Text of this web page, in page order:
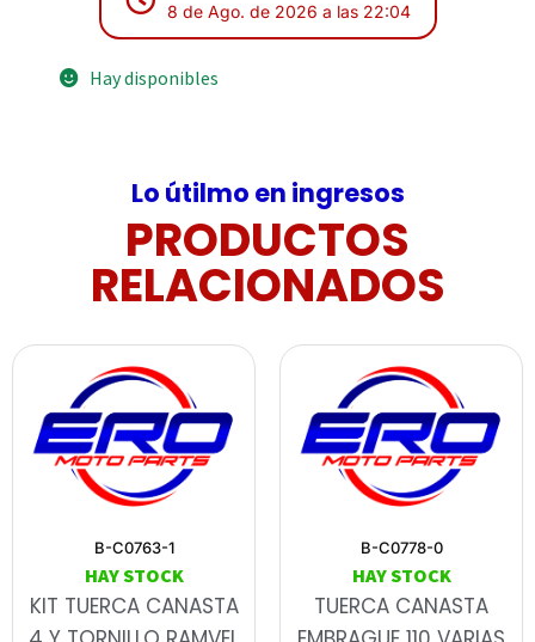
8 de Ago. de 2026 a las 22:04
Hay disponibles
Lo útilmo en ingresos
PRODUCTOS
RELACIONADOS
B-C0763-1
HAY STOCK
KIT TUERCA CANASTA
B-C0778-0
HAY STOCK
TUERCA CANASTA